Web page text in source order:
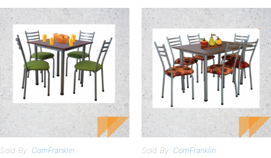
Sold By: ComFranklin Sold By: ComFranklin